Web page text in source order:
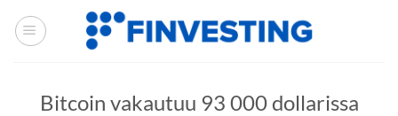
Siirry
sisältöön
Bitcoin vakautuu 93 000 dollarissa